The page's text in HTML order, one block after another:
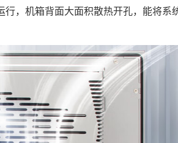
，机箱背面大面积散热开孔，能将系